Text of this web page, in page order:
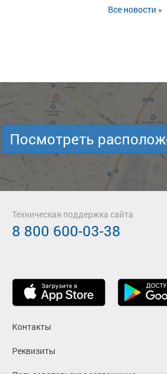
Все новости »
Посмотреть
Контакты
Реквизиты
Техническая поддержка сайта
8 800 600-03-38